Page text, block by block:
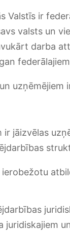
Valstīs ir
valsts un
darba
uzņēmējiem
ir jāizvēlas
juridiskajiem